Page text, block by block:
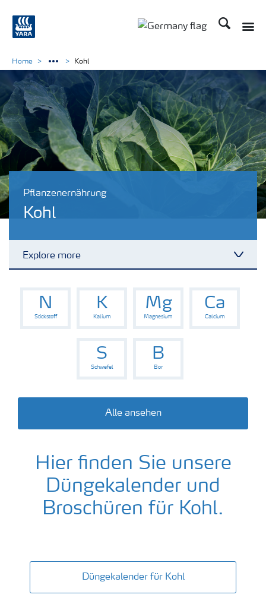
Suchen
Pflanzenernährung
Kohl
Explore more
Tools & Services
Zeit zu wechseln
Home Kohl
N
Stickstoff
K
Kalium
Mg
Magnesium
Ca
Calcium
S
Schwefel
B
Bor
Alle ansehen
Hier finden Sie unsere
Düngekalender und
Broschüren für Kohl.
Düngekalender für Kohl